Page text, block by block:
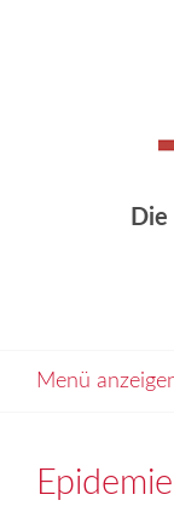
Menü